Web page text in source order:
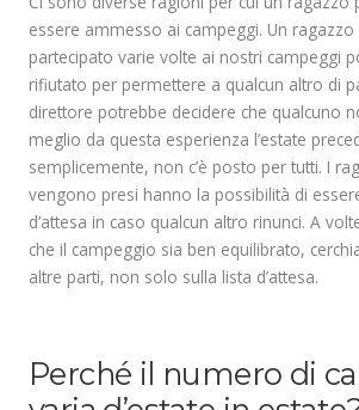
essere ammesso ai campeggi. Un ragazzo
partecipato varie volte ai nostri campeggi
rifiutato per permettere a qualcun altro di
direttore potrebbe decidere che qualcuno
meglio da questa esperienza l’estate
semplicemente, non c’è posto per tutti. I
vengono presi hanno la possibilità di
d’attesa in caso qualcun altro rinunci. A
che il campeggio sia ben equilibrato,
altre parti, non solo sulla lista d’attesa.
Perché il numero di